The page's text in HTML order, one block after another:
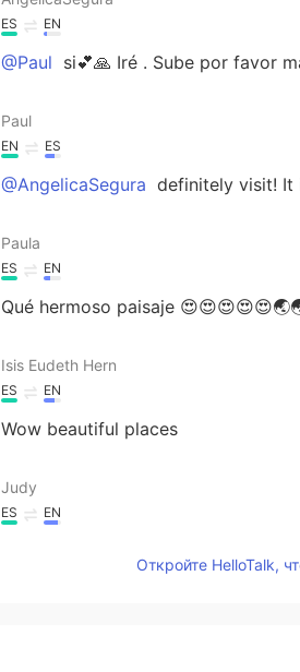
ES EN
@Paul si💕🙏 Iré . Sube por favor
Paul
EN ES
@AngelicaSegura definitely visit! It
Paula
ES EN
Qué hermoso paisaje
Isis Eudeth Hern
ES EN
Wow beautiful places
Judy
ES EN
Откройте HelloTalk,